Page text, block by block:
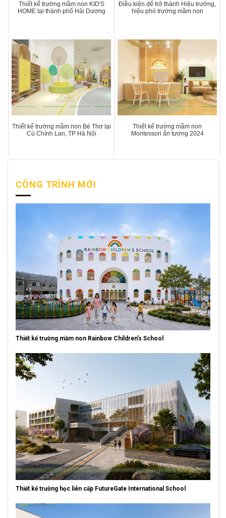
Thiết kế trường mầm non KID'S
HOME tại thành phố Hải Dương
Điều kiện để trở thành Hiệu trưởng,
hiệu phó trường mầm non
Thiết kế trường mầm non Bé Thơ tại
Cù Chính Lan, TP Hà Nội
Thiết kế trường mầm non
Montessori ấn tượng 2024
CÔNG TRÌNH MỚI
Thiết kế trường mầm non Rainbow Children’s School
Thiết kế trường học liên cấp FutureGate International School